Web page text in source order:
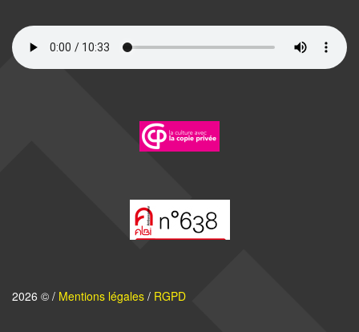
2026 © / Mentions légales / RGPD